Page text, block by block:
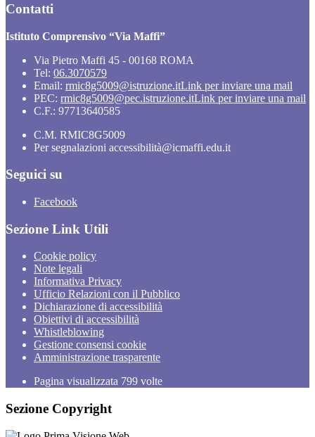
Contatti
Istituto Comprensivo “Via Maffi”
Via Pietro Maffi 45 - 00168 ROMA
Tel: 06.3070579
Email: rmic8g5009@istruzione.itLink per inviare una mail
PEC: rmic8g5009@pec.istruzione.itLink per inviare una mail
C.F.: 97713640585
C.M. RMIC8G5009
Per segnalazioni accessibilità@icmaffi.edu.it
Seguici su
Facebook
Sezione Link Utili
Cookie policy
Note legali
Informativa Privacy
Ufficio Relazioni con il Pubblico
Dichiarazione di accessibilità
Obiettivi di accessibilità
Whistleblowing
Gestione consensi cookie
Amministrazione trasparente
Pagina visualizzata 799 volte
Sezione Copyright